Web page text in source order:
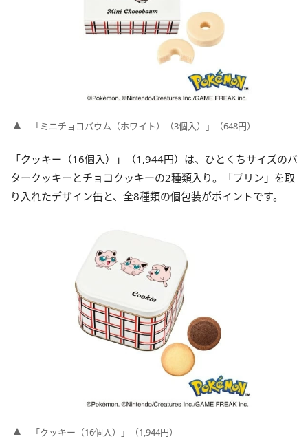
「ミニチョコバウム（ホワイト）（3個入）」（648円）
「クッキー（16個入）」（1,944円）は、ひとくちサイズのバ
タークッキーとチョコクッキーの2種類入り。「プリン」を取
り入れたデザイン缶と、全8種類の個包装がポイントです。
「クッキー（16個入）」（1,944円）